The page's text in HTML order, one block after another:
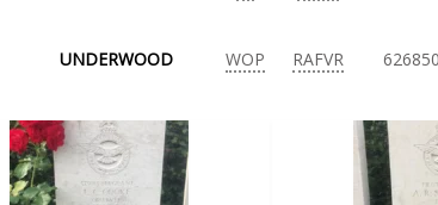
UNDERWOOD WOP RAFVR 626850